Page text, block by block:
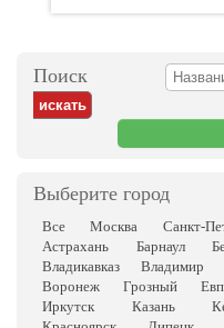
Поиск
Выберите город
Все Москва Санкт-
Астрахань
Барнаул
Владикавказ
Владимир
Воронеж
Грозный
Иркутск
Казань